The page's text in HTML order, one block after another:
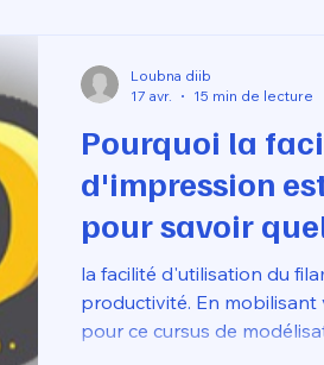
Pourquoi la
d'impression
pour savoir
choisir pour
la facilité d'utilisation du
productivité. En mobilisant
pour ce cursus de
Loubna diib
17 avr.
15 min de lecture